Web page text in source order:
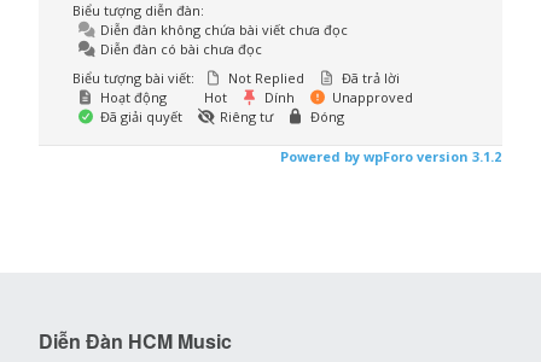
Biểu tượng diễn đàn:
Diễn đàn không chứa bài viết chưa đọc
Diễn đàn có bài chưa đọc
Biểu tượng bài viết:
Not Replied
Đã trả lời
Hoạt động
Hot Dính
Unapproved
Đã giải quyết
Riêng tư Đóng
Powered by wpForo version 3.1.2
Diễn Đàn HCM Music